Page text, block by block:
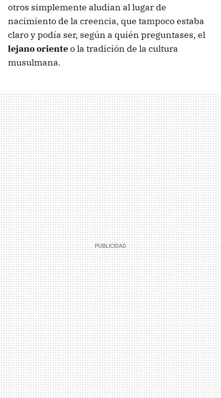
otros simplemente aludían al lugar de
nacimiento de la creencia, que tampoco estaba
claro y podía ser, según a quién preguntases, el
lejano orienteo la tradición de la cultura
musulmana.